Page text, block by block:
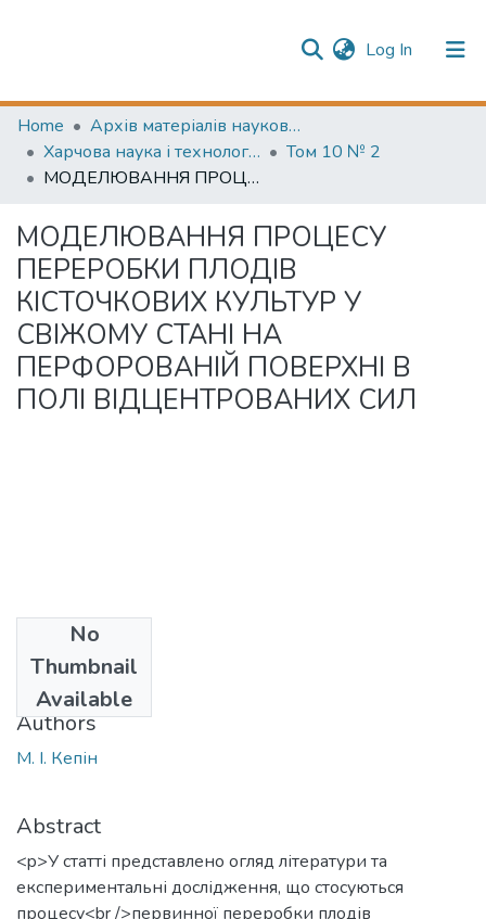
Log In (current)
Communities & Collections
All of Repository
Publication information
Home
Архів матеріалів науково-періодичні видання ОНТУ (ONUT periodicals achive)
Харчова наука і технологія (Food science and technology)
Том 10 № 2
МОДЕЛЮВАННЯ ПРОЦЕСУ ПЕРЕРОБКИ ПЛОДІВ КІСТОЧКОВИХ КУЛЬТУР У СВІЖОМУ СТАНІ НА ПЕРФОРОВАНІЙ ПОВЕРХНІ В ПОЛІ ВІДЦЕНТРОВАНИХ СИЛ
МОДЕЛЮВАННЯ ПРОЦЕСУ
ПЕРЕРОБКИ ПЛОДІВ
КІСТОЧКОВИХ КУЛЬТУР У
СВІЖОМУ СТАНІ НА
ПЕРФОРОВАНІЙ ПОВЕРХНІ В
ПОЛІ ВІДЦЕНТРОВАНИХ СИЛ
No
Thumbnail
Available
2016
Authors
М. І. Кепін
Abstract
<p>У статті представлено огляд літератури та
експериментальні дослідження, що стосуються
процесу<br />первинної переробки плодів